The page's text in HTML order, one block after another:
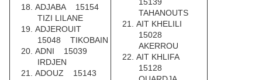
ADJABA 15154
TIZI LILANE
ADJEROUIT
15048 TIKOBAIN
ADNI 15039
IRDJEN
ADOUZ 15143
TAHANOUTS
AIT KHELILI
15028
AKERROU
AIT KHLIFA
15128